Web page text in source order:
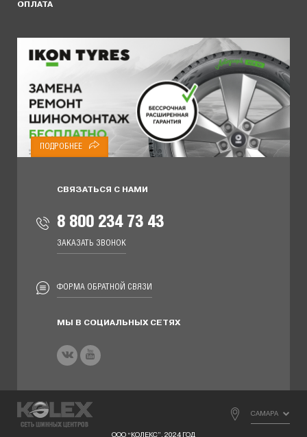
ОПЛАТА
ПОДРОБНЕЕ
СВЯЗАТЬСЯ С НАМИ
8 800 234 73 43
ЗАКАЗАТЬ ЗВОНОК
ФОРМА ОБРАТНОЙ СВЯЗИ
МЫ В СОЦИАЛЬНЫХ СЕТЯХ
САМАРА
ООО “КОЛЕКС”, 2024 ГОД